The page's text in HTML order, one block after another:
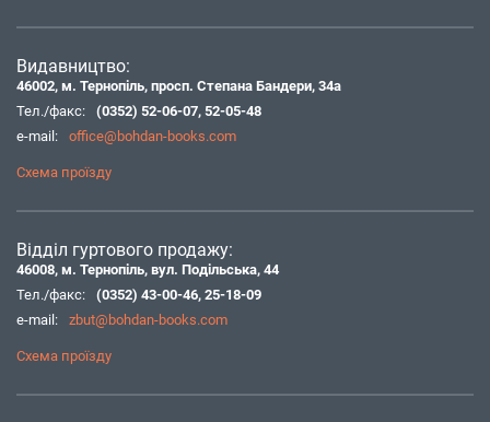
Видавництво:
46002, м. Тернопіль, просп. Степана Бандери, 34а
Тел./факс:
(0352) 52-06-07, 52-05-48
e-mail:
office@bohdan-books.com
Схема проїзду
Відділ гуртового продажу:
46008, м. Тернопіль, вул. Подільська, 44
Тел./факс:
(0352) 43-00-46, 25-18-09
e-mail:
zbut@bohdan-books.com
Схема проїзду